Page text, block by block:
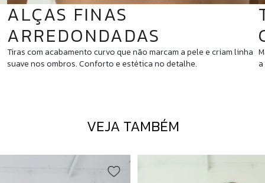
ALÇAS FINAS
ARREDONDADAS
Tiras com acabamento curvo que não marcam a pele e criam linha
suave nos ombros. Conforto e estética no detalhe.
VEJA TAMBÉM